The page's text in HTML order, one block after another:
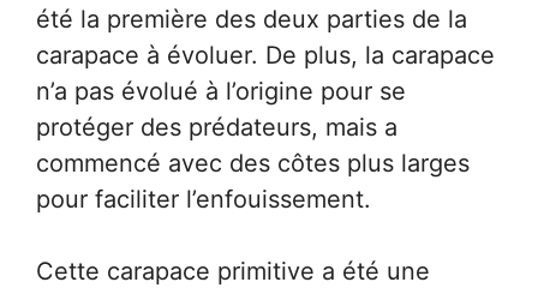
été la première des deux parties de la
carapace à évoluer. De plus, la carapace
n’a pas évolué à l’origine pour se
protéger des prédateurs, mais a
commencé avec des côtes plus larges
pour faciliter l’enfouissement.
Cette carapace primitive a été une